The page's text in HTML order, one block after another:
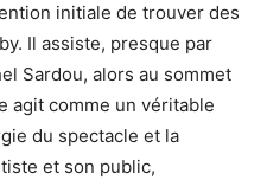
initiale de trouver des
Il assiste, presque par
Sardou, alors au sommet
agit comme un véritable
du spectacle et la
et son public,